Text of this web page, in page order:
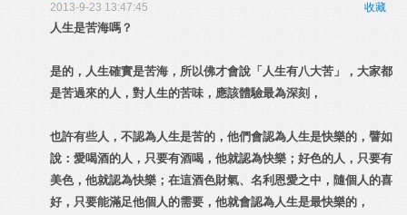
收藏
2013-9-23 13:47:45
人生是苦海嗎？
是的，人生確實是苦海，所以佛才會說「人生有八大苦」，大家都
是苦過來的人，對人生的苦味，應該體驗最為深刻，
也許有些人，不認為人生是苦的，他們會認為人生是快樂的，譬如
說：愛喝酒的人，只要有酒喝，他就認為快樂；好色的人，只要有
美色，他就認為快樂；在這酒色財氣、名利恩愛之中，隨個人的喜
好，只要能滿足他個人的需要，他就會認為人生是最快樂的，